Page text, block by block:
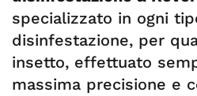
specializzato in ogni
disinfestazione, per
insetto, effettuato
massima precisione e